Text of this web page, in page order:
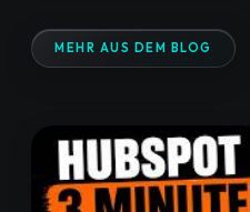
MEHR AUS DEM BLOG